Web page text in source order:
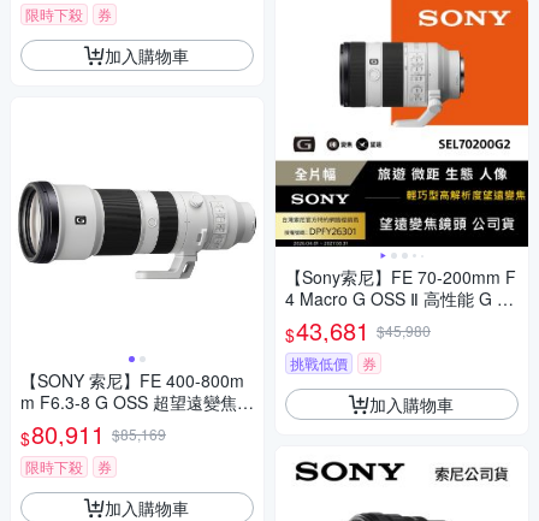
限時下殺
券
加入購物車
【SONY 索尼】FE 400-800m
m F6.3-8 G OSS 超望遠變焦鏡
頭 (平行輸入)
$80,911 $85,169
限時下殺
券
加入購物車
【Sony索尼】FE 70-200mm F
4 Macro G OSS Ⅱ 高性能 G 系
列望遠變焦鏡頭 SEL70200G2
(公司貨 保固24個月)
$43,681 $45,980
挑戰低價
券
加入購物車